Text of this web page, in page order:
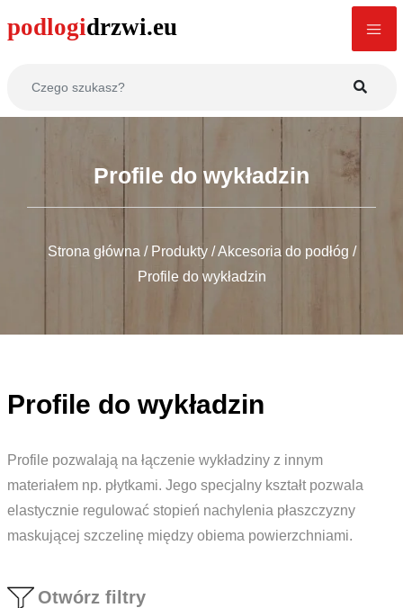
Profile do wykładzin
Strona główna / Produkty/Akcesoria do podłóg /
Profile do wykładzin
Profile do wykładzin
Profile pozwalają na łączenie wykładziny z innym
materiałem np. płytkami. Jego specjalny kształt pozwala
elastycznie regulować stopień nachylenia płaszczyzny
maskującej szczelinę między obiema powierzchniami.
Otwórz filtry